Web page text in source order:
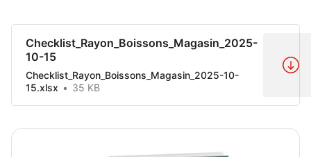
Checklist_Rayon_Boissons_Magasin_2025-
10-15
Checklist_Rayon_Boissons_Magasin_2025-10-
15.xlsx
35 KB